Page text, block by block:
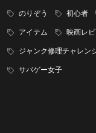
のりぞう 初心者
アイテム 映画レ
ジャンク修理チャレン
サバゲー女子